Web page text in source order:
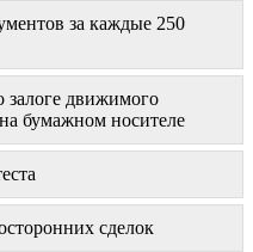
за каждые 250
залоге движимого
бумажном носителе
сделок